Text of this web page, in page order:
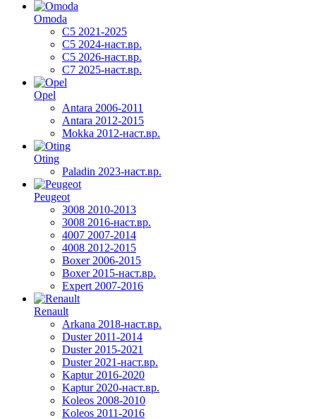
Omoda
C5 2021-2025
C5 2024-наст.вр.
C5 2026-наст.вр.
C7 2025-наст.вр.
Opel
Antara 2006-2011
Antara 2012-2015
Mokka 2012-наст.вр.
Oting
Paladin 2023-наст.вр.
Peugeot
3008 2010-2013
3008 2016-наст.вр.
4007 2007-2014
4008 2012-2015
Boxer 2006-2015
Boxer 2015-наст.вр.
Expert 2007-2016
Renault
Arkana 2018-наст.вр.
Duster 2011-2014
Duster 2015-2021
Duster 2021-наст.вр.
Kaptur 2016-2020
Kaptur 2020-наст.вр.
Koleos 2008-2010
Koleos 2011-2016